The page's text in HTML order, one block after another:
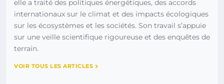
elle a traité des politiques énergétiques, des accords
internationaux sur le climat et des impacts écologiques
sur les écosystèmes et les sociétés. Son travail s’appuie
sur une veille scientifique rigoureuse et des enquêtes de
terrain.
VOIR TOUS LES ARTICLES